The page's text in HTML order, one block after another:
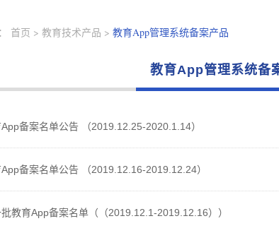
首页 教育技术产品 教育App管理系统备案产品
教育App管理系统备
备案名单公告 （2019.12.25-2020.1.14）
备案名单公告 （2019.12.16-2019.12.24）
教育App备案名单（（2019.12.1-2019.12.16））